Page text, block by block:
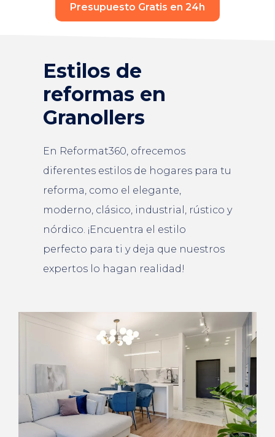
Presupuesto Gratis en 24h
Estilos de
reformas en
Granollers
En Reformat360, ofrecemos
diferentes estilos de hogares para tu
reforma, como el elegante,
moderno, clásico, industrial, rústico y
nórdico. ¡Encuentra el estilo
perfecto para ti y deja que nuestros
expertos lo hagan realidad!